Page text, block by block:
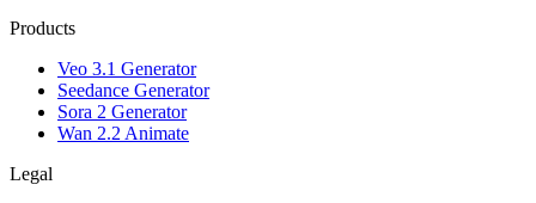
Products
Veo 3.1 Generator
Seedance Generator
Sora 2 Generator
Wan 2.2 Animate
Legal